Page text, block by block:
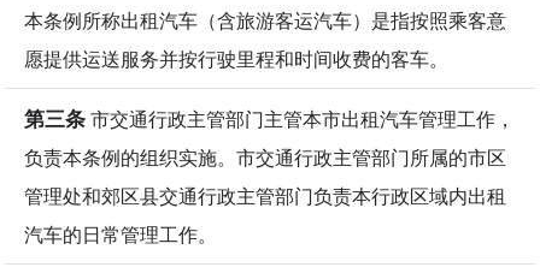
本条例所称出租汽车（含旅游客运汽车）是指按照乘客意
愿提供运送服务并按行驶里程和时间收费的客车。
第三条市交通行政主管部门主管本市出租汽车管理工作，
负责本条例的组织实施。市交通行政主管部门所属的市区
管理处和郊区县交通行政主管部门负责本行政区域内出租
汽车的日常管理工作。